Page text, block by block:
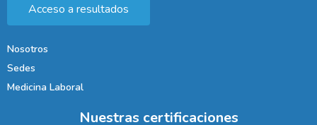
Acceso a resultados
Nosotros
Sedes
Medicina Laboral
Nuestras certificaciones